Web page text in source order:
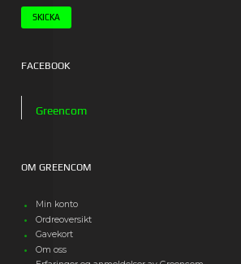
FACEBOOK
Greencom
OM GREENCOM
Min konto
Ordreoversikt
Gavekort
Om oss